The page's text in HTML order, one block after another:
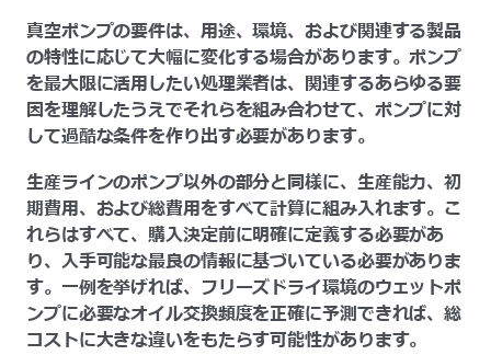
真空ポンプの要件は、用途、環境、および関連する製品
の特性に応じて大幅に変化する場合があります。ポンプ
を最大限に活用したい処理業者は、関連するあらゆる要
因を理解したうえでそれらを組み合わせて、ポンプに対
して過酷な条件を作り出す必要があります。
生産ラインのポンプ以外の部分と同様に、生産能力、初
期費用、および総費用をすべて計算に組み入れます。こ
れらはすべて、購入決定前に明確に定義する必要があ
り、入手可能な最良の情報に基づいている必要がありま
す。一例を挙げれば、フリーズドライ環境のウェットポ
ンプに必要なオイル交換頻度を正確に予測できれば、総
コストに大きな違いをもたらす可能性があります。